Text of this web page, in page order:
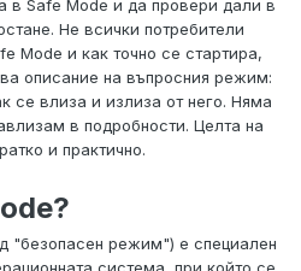
в Safe Mode и да провери дали в
Не всички потребители
Mode и как точно се стартира,
описание на въпросния режим:
се влиза и излиза от него. Няма
в подробности. Целта на
и практично.
"безопасен режим") е специален